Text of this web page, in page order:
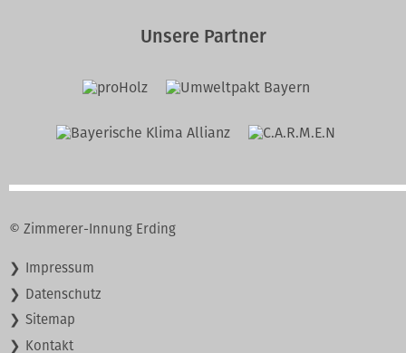
Unsere Partner
© Zimmerer-Innung Erding
Navigation
Impressum
Datenschutz
Sitemap
Kontakt